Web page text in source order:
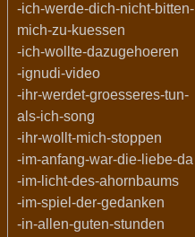
-ich-werde-dich-nicht-bitten-
mich-zu-kuessen
-ich-wollte-dazugehoeren
-ignudi-video
-ihr-werdet-groesseres-tun-
als-ich-song
-ihr-wollt-mich-stoppen
-im-anfang-war-die-liebe-da
-im-licht-des-ahornbaums
-im-spiel-der-gedanken
-in-allen-guten-stunden